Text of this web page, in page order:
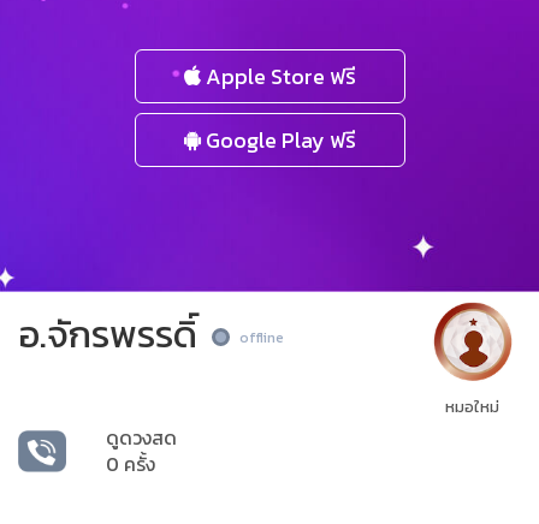
Apple Store ฟรี
Google Play ฟรี
อ.จักรพรรดิ์ offline
ดูดวงสด
0 ครั้ง
หมอใหม่